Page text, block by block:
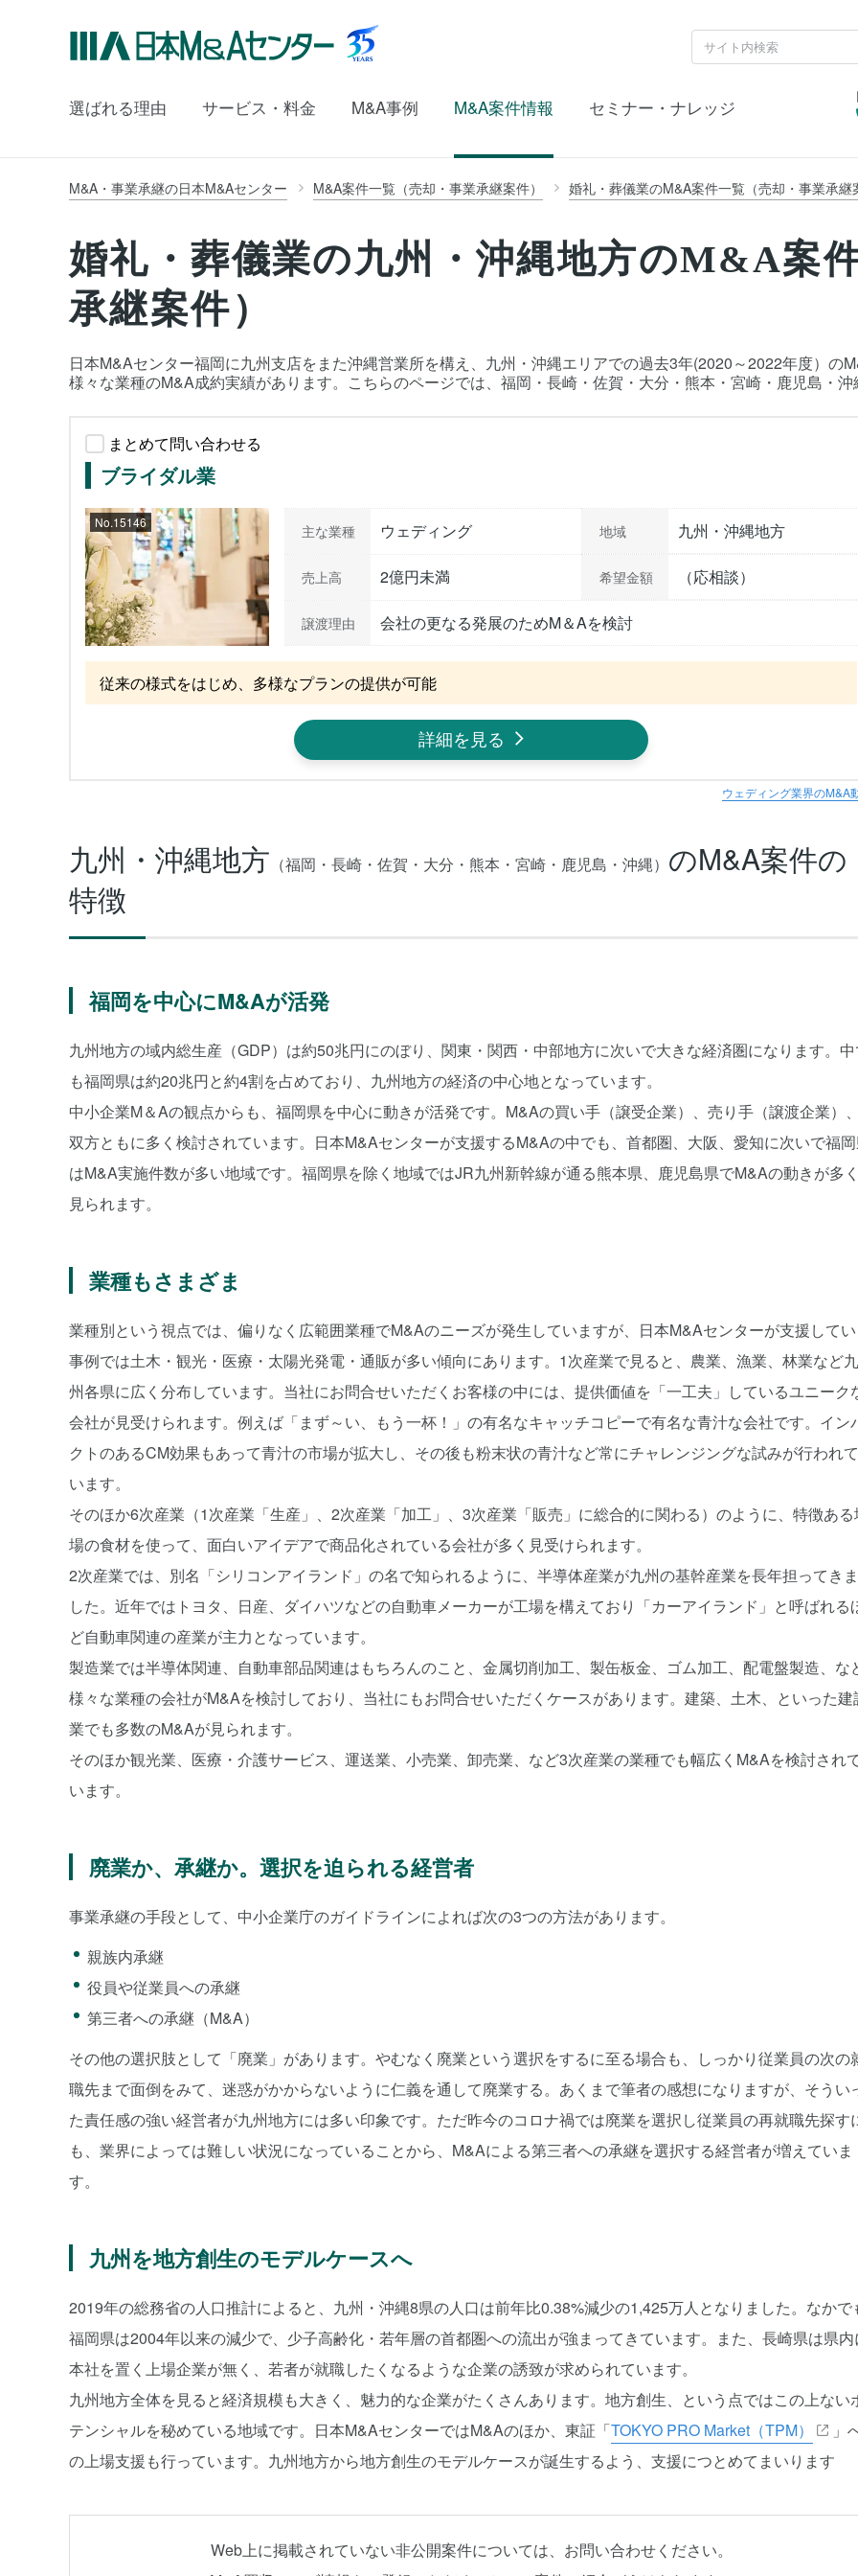
選ばれる理由 サービス・料金 M&A事例 M&A案件情報 セミナー・ナレッジ
M&A・事業承継の日本M&Aセンター M&A案件一覧（売却・事業承継案件） 婚礼・葬儀業のM&A案件一覧（売却・事業承継
婚礼・葬儀業の九州・沖縄地方のM&A案
承継案件）
日本M&Aセンター福岡に九州支店をまた沖縄営業所を構え、九州・沖縄エリアでの過去3年(2020～2022年度）の
様々な業種のM&A成約実績があります。こちらのページでは、福岡・長崎・佐賀・大分・熊本・宮崎・鹿児島・沖
まとめて問い合わせる
ブライダル業
No.15146 主な業種 ウェディング 地域 九州・沖縄地方
売上高 2億円未満 希望金額 （応相談）
譲渡理由 会社の更なる発展のためM＆Aを検討
従来の様式をはじめ、多様なプランの提供が可能
詳細を見る
ウェディング業界のM&A
九州・沖縄地方 （福岡・長崎・佐賀・大分・熊本・宮崎・鹿児島・沖縄） のM&A案件の
特徴
福岡を中心にM&Aが活発
九州地方の域内総生産（GDP）は約50兆円にのぼり、関東・関西・中部地方に次いで大きな経済圏になります。
も福岡県は約20兆円と約4割を占めており、九州地方の経済の中心地となっています。
中小企業M＆Aの観点からも、福岡県を中心に動きが活発です。M&Aの買い手（譲受企業）、売り手（譲渡企業）、
双方ともに多く検討されています。日本M&Aセンターが支援するM&Aの中でも、首都圏、大阪、愛知に次いで福
はM&A実施件数が多い地域です。福岡県を除く地域ではJR九州新幹線が通る熊本県、鹿児島県でM&Aの動きが多く
見られます。
業種もさまざま
業種別という視点では、偏りなく広範囲業種でM&Aのニーズが発生していますが、日本M&Aセンターが支援して
事例では土木・観光・医療・太陽光発電・通販が多い傾向にあります。1次産業で見ると、農業、漁業、林業など九
州各県に広く分布しています。当社にお問合せいただくお客様の中には、提供価値を「一工夫」しているユニーク
会社が見受けられます。例えば「まず～い、もう一杯！」の有名なキャッチコピーで有名な青汁な会社です。イン
クトのあるCM効果もあって青汁の市場が拡大し、その後も粉末状の青汁など常にチャレンジングな試みが行われて
います。
そのほか6次産業（1次産業「生産」、2次産業「加工」、3次産業「販売」に総合的に関わる）のように、特徴あ
場の食材を使って、面白いアイデアで商品化されている会社が多く見受けられます。
2次産業では、別名「シリコンアイランド」の名で知られるように、半導体産業が九州の基幹産業を長年担ってきま
した。近年ではトヨタ、日産、ダイハツなどの自動車メーカーが工場を構えており「カーアイランド」と呼ばれる
ど自動車関連の産業が主力となっています。
製造業では半導体関連、自動車部品関連はもちろんのこと、金属切削加工、製缶板金、ゴム加工、配電盤製造、な
様々な業種の会社がM&Aを検討しており、当社にもお問合せいただくケースがあります。建築、土木、といった建
業でも多数のM&Aが見られます。
そのほか観光業、医療・介護サービス、運送業、小売業、卸売業、など3次産業の業種でも幅広くM&Aを検討され
います。
廃業か、承継か。選択を迫られる経営者
事業承継の手段として、中小企業庁のガイドラインによれば次の3つの方法があります。
親族内承継
役員や従業員への承継
第三者への承継（M&A）
その他の選択肢として「廃業」があります。やむなく廃業という選択をするに至る場合も、しっかり従業員の次の
職先まで面倒をみて、迷惑がかからないように仁義を通して廃業する。あくまで筆者の感想になりますが、そうい
た責任感の強い経営者が九州地方には多い印象です。ただ昨今のコロナ禍では廃業を選択し従業員の再就職先探す
も、業界によっては難しい状況になっていることから、M&Aによる第三者への承継を選択する経営者が増えていま
す。
九州を地方創生のモデルケースへ
2019年の総務省の人口推計によると、九州・沖縄8県の人口は前年比0.38%減少の1,425万人となりました。なかで
福岡県は2004年以来の減少で、少子高齢化・若年層の首都圏への流出が強まってきています。また、長崎県は県内
本社を置く上場企業が無く、若者が就職したくなるような企業の誘致が求められています。
九州地方全体を見ると経済規模も大きく、魅力的な企業がたくさんあります。地方創生、という点ではこの上ない
テンシャルを秘めている地域です。日本M&AセンターではM&Aのほか、東証「TOKYO PRO Market（TPM）
」
の上場支援も行っています。九州地方から地方創生のモデルケースが誕生するよう、支援につとめてまいります
Web上に掲載されていない非公開案件については、お問い合わせください。